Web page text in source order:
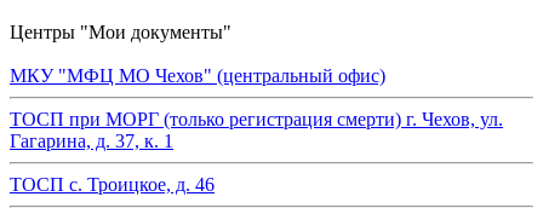
Центры "Мои документы"
МКУ "МФЦ МО Чехов" (центральный офис)
ТОСП при МОРГ (только регистрация смерти) г. Чехов, ул.
Гагарина, д. 37, к. 1
ТОСП с. Троицкое, д. 46